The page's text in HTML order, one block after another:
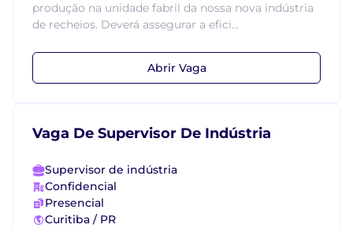
produção na unidade fabril da nossa nova indústria
de recheios. Deverá assegurar a efici...
Abrir Vaga
Vaga De Supervisor De Indústria
Supervisor de indústria
Confidencial
Presencial
Curitiba / PR